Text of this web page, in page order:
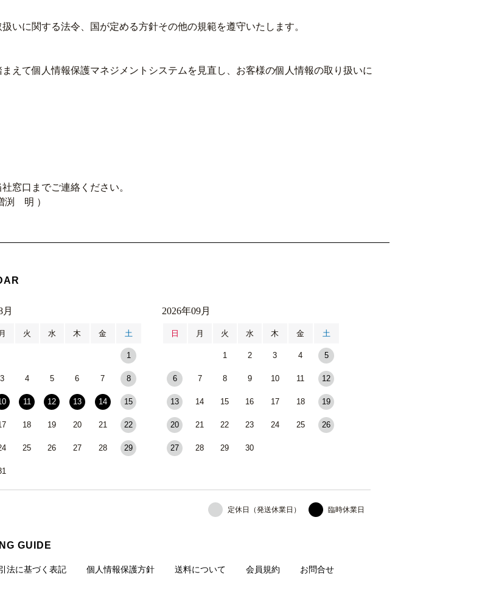
いに関する法令、国が定める方針その他の規範を遵守いたします。
えて個人情報保護マネジメントシステムを見直し、お客様の個人情報の取り扱いに
窓口までご連絡ください。
渕 明 ）
月
月 火 水 木 金 土
1
3 4 5 6 7 8
11 12 13 14 15
18 19 20 21 22
25 26 27 28 29
2026年09月
日 月 火 水 木 金 土
1 2 3 4 5
6 7 8 9 10 11 12
13 14 15 16 17 18 19
20 21 22 23 24 25 26
27 28 29 30
定休日（発送休業日） 臨時休業日
GUIDE
法に基づく表記 個人情報保護方針 送料について 会員規約 お問合せ